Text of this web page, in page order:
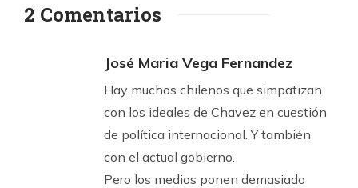
2 Comentarios
José Maria Vega Fernandez
Hay muchos chilenos que simpatizan
con los ideales de Chavez en cuestión
de política internacional. Y también
con el actual gobierno.
Pero los medios ponen demasiado